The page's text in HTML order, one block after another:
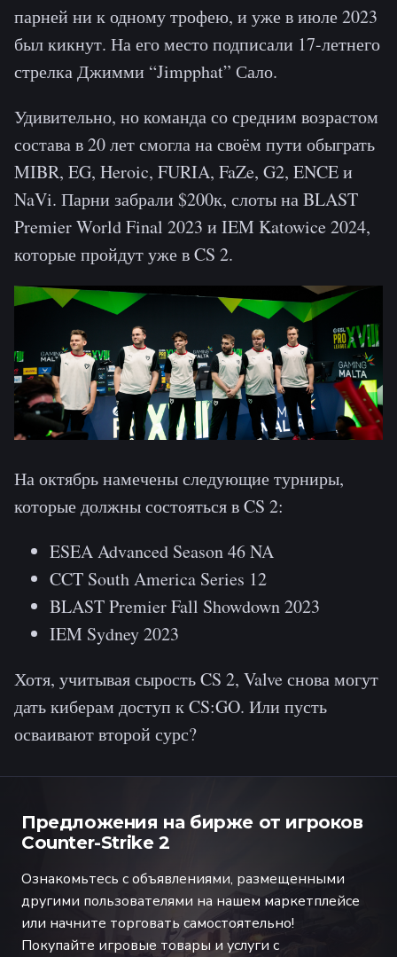
парней ни к одному трофею, и уже в июле 2023
был кикнут. На его место подписали 17-летнего
стрелка Джимми “Jimpphat” Сало.
Удивительно, но команда со средним возрастом
состава в 20 лет смогла на своём пути обыграть
MIBR, EG, Heroic, FURIA, FaZe, G2, ENCE и
NaVi. Парни забрали $200к, слоты на BLAST
Premier World Final 2023 и IEM Katowice 2024,
которые пройдут уже в CS 2.
На октябрь намечены следующие турниры,
которые должны состояться в CS 2:
ESEA Advanced Season 46 NA
CCT South America Series 12
BLAST Premier Fall Showdown 2023
IEM Sydney 2023
Хотя, учитывая сырость CS 2, Valve снова могут
дать киберам доступ к CS:GO. Или пусть
осваивают второй сурс?
Предложения на бирже от игроков
Counter-Strike 2
Ознакомьтесь с объявлениями, размещенными
другими пользователями на нашем маркетплейсе
или начните торговать самостоятельно!
Покупайте игровые товары и услуги с